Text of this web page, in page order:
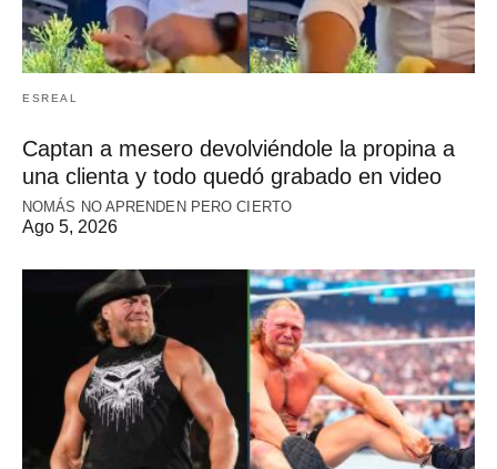
ESREAL
Captan a mesero devolviéndole la propina a
una clienta y todo quedó grabado en video
NOMÁS NO APRENDEN PERO CIERTO
Ago 5, 2026